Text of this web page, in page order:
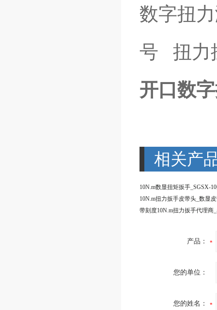
数字扭
号
扭力
开口数
相关产
产品：
您的单位：
您的姓名：